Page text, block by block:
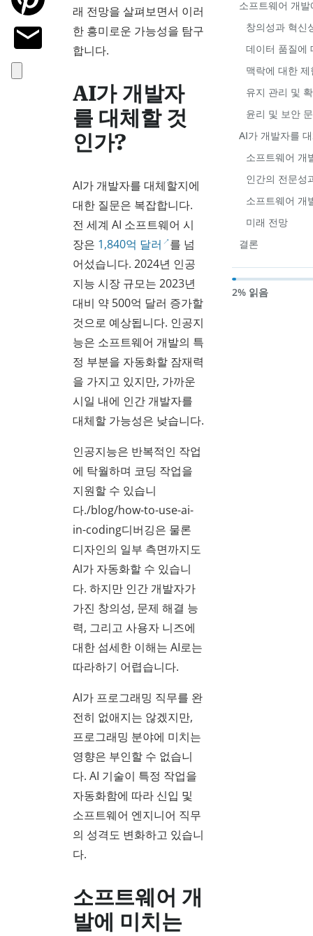
래 전망을 살펴보면서 이러
한 흥미로운 가능성을 탐구
합니다.
AI가 개발자
를 대체할 것
인가?
AI가 개발자를 대체할지에
대한 질문은 복잡합니다.
전 세계 AI 소프트웨어 시
장은 1,840억 달러
를 넘
어섰습니다. 2024년 인공
지능 시장 규모는 2023년
대비 약 500억 달러 증가할
것으로 예상됩니다. 인공지
능은 소프트웨어 개발의 특
정 부분을 자동화할 잠재력
을 가지고 있지만, 가까운
시일 내에 인간 개발자를
대체할 가능성은 낮습니다.
인공지능은 반복적인 작업
에 탁월하며 코딩 작업을
지원할 수 있습니
다./blog/how-to-use-ai-
in-coding디버깅은 물론
디자인의 일부 측면까지도
AI가 자동화할 수 있습니
다. 하지만 인간 개발자가
가진 창의성, 문제 해결 능
력, 그리고 사용자 니즈에
대한 섬세한 이해는 AI로는
따라하기 어렵습니다.
AI가 프로그래밍 직무를 완
전히 없애지는 않겠지만,
프로그래밍 분야에 미치는
영향은 부인할 수 없습니
다. AI 기술이 특정 작업을
자동화함에 따라 신입 및
소프트웨어 엔지니어 직무
의 성격도 변화하고 있습니
다.
소프트웨어 개
발에 미치는
소프트웨어 개
창의성과 혁신
데이터 품질에
맥락에 대한
유지 관리 및
윤리 및 보안
AI가 개발자를
소프트웨어 개
인간의 전문성
소프트웨어 개
미래 전망
결론
2% 읽음